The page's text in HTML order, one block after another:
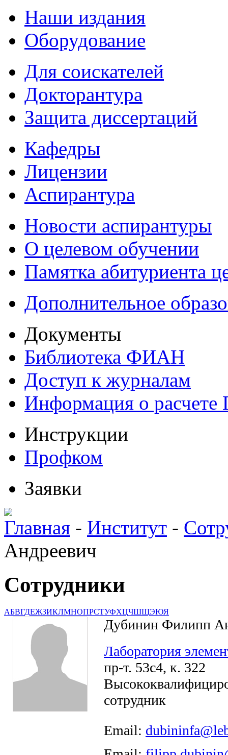
Наши издания
Оборудование
Для соискателей
Докторантура
Защита диссертаций
Кафедры
Лицензии
Аспирантура
Новости аспирантуры
О целевом обучении
Памятка абитуриента
Дополнительное
Документы
Библиотека ФИАН
Доступ к журналам
Информация о
Инструкции
Профком
Заявки
Главная - Институт -
Андреевич
Сотрудники
АБВГДЕЖЗИКЛМНОПРСТУФХЦЧШЩЭЮЯ
Дубинин Филипп
Лаборатория
пр-т. 53с4, к. 322
сотрудник
Email: